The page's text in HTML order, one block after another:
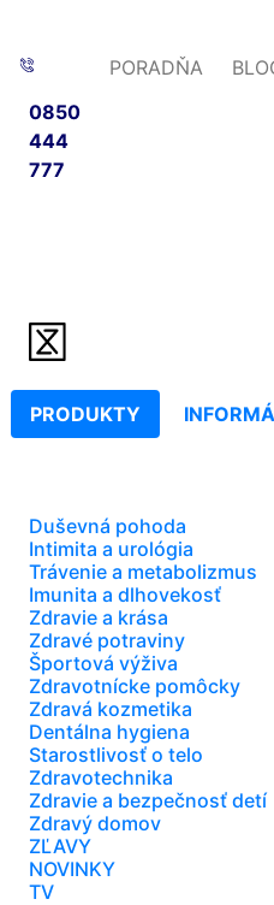
0850
444
777
PORADŇA
PRODUKTY
Duševná pohoda
Intimita a urológia
Trávenie a metabolizmus
Imunita a dlhovekosť
Zdravie a krása
Zdravé potraviny
Športová výživa
Zdravotnícke pomôcky
Zdravá kozmetika
Dentálna hygiena
Starostlivosť o telo
Zdravotechnika
Zdravie a bezpečnosť detí
Zdravý domov
ZĽAVY
NOVINKY
TV